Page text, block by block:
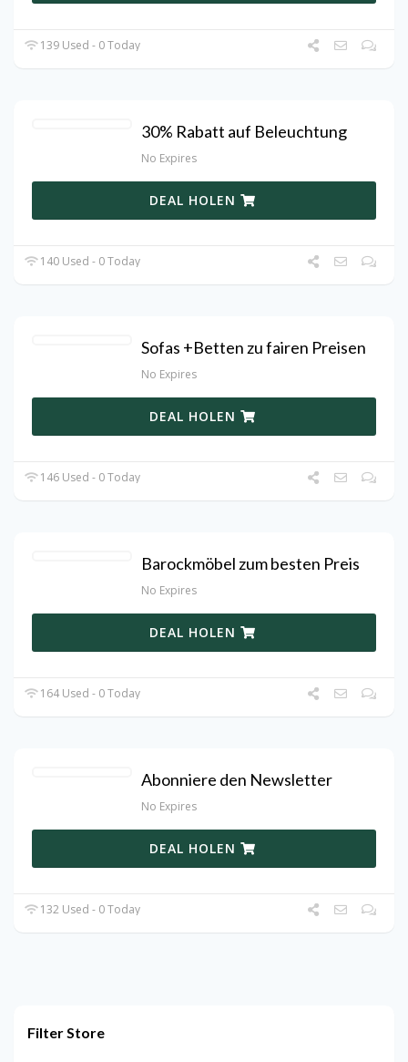
139 Used - 0 Today
30% Rabatt auf Beleuchtung
No Expires
DEAL HOLEN
140 Used - 0 Today
Sofas +Betten zu fairen Preisen
No Expires
DEAL HOLEN
146 Used - 0 Today
Barockmöbel zum besten Preis
No Expires
DEAL HOLEN
164 Used - 0 Today
Abonniere den Newsletter
No Expires
DEAL HOLEN
132 Used - 0 Today
Filter Store